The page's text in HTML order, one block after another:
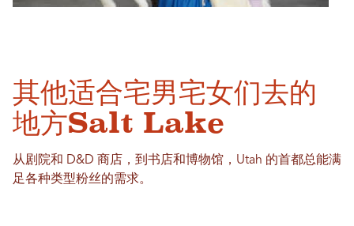
其他适合宅男宅女们去的
地方Salt Lake
从剧院和 D&D 商店，到书店和博物馆，Utah 的首都总能满
足各种类型粉丝的需求。